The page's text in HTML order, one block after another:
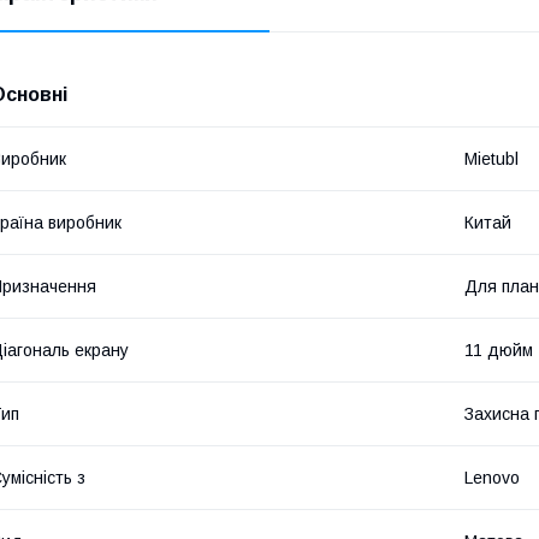
Mietubl
виробник Китай
Для
екрану 11 дюйм
Захисна
з Lenovo